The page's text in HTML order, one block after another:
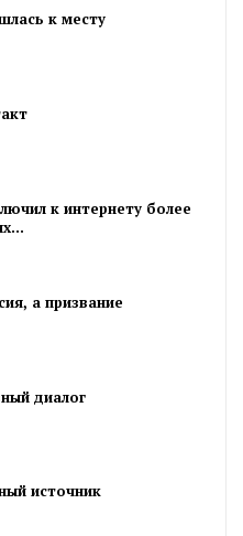
к месту
к интернету более
а призвание
диалог
источник